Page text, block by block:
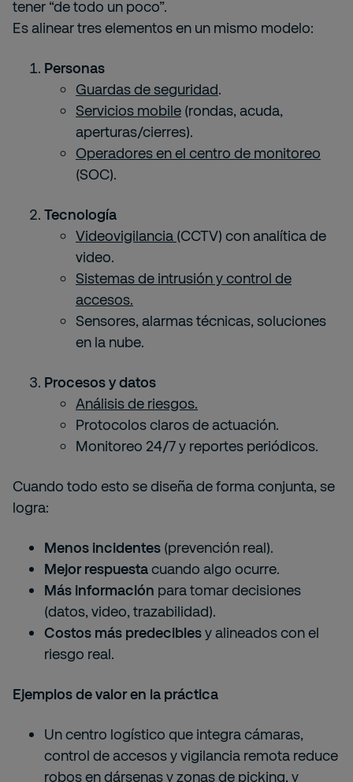
tener “de todo un poco”.
Es alinear tres elementos en un mismo modelo:
Personas
Guardas de seguridad.
Servicios mobile (rondas, acuda,
aperturas/cierres).
Operadores en el centro de monitoreo
(SOC).
Tecnología
Videovigilancia (CCTV) con analítica de
video.
Sistemas de intrusión y control de
accesos.
Sensores, alarmas técnicas, soluciones
en la nube.
Procesos y datos
Análisis de riesgos.
Protocolos claros de actuación.
Monitoreo 24/7 y reportes periódicos.
Cuando todo esto se diseña de forma conjunta, se
logra:
Menos incidentes (prevención real).
Mejor respuestacuando algo ocurre.
Más información para tomar decisiones
(datos, video, trazabilidad).
Costos más predeciblesy alineados con el
riesgo real.
Ejemplos de valor en la práctica
Un centro logístico que integra cámaras,
control de accesos y vigilancia remota reduce
robos en dársenas y zonas de picking, y